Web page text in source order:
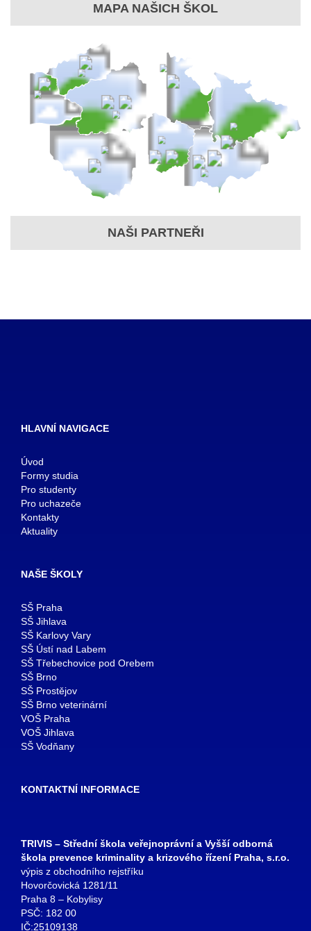
MAPA NAŠICH ŠKOL
NAŠI PARTNEŘI
HLAVNÍ NAVIGACE
Úvod
Formy studia
Pro studenty
Pro uchazeče
Kontakty
Aktuality
NAŠE ŠKOLY
SŠ Praha
SŠ Jihlava
SŠ Karlovy Vary
SŠ Ústí nad Labem
SŠ Třebechovice pod Orebem
SŠ Brno
SŠ Prostějov
SŠ Brno veterinární
VOŠ Praha
VOŠ Jihlava
SŠ Vodňany
KONTAKTNÍ INFORMACE
TRIVIS – Střední škola veřejnoprávní a Vyšší odborná
škola prevence kriminality a krizového řízení Praha, s.r.o.
výpis z obchodního rejstříku
Hovorčovická 1281/11
Praha 8 – Kobylisy
PSČ: 182 00
IČ:25109138